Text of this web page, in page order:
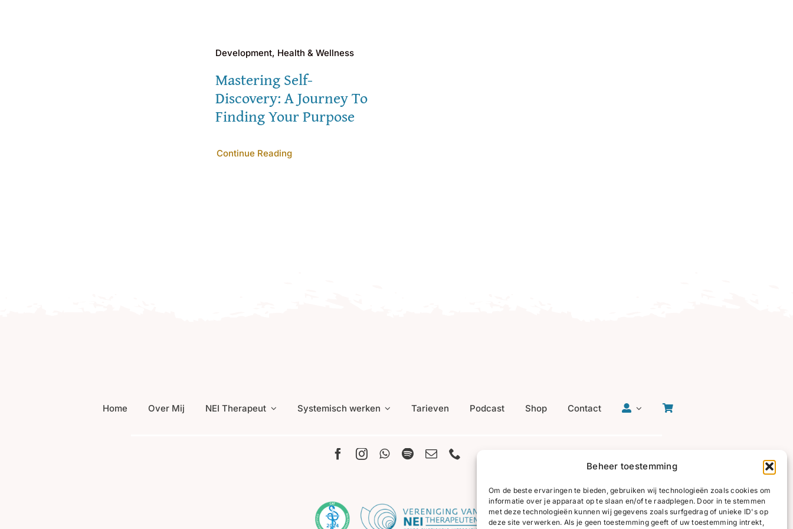
Beheer toestemming
Om de beste ervaringen te bieden, gebruiken wij technologieën zoals cookies om
informatie over je apparaat op te slaan en/of te raadplegen. Door in te stemmen
met deze technologieën kunnen wij gegevens zoals surfgedrag of unieke ID's op
deze site verwerken. Als je geen toestemming geeft of uw toestemming intrekt,
Development, Health & Wellness
Mastering Self-
Discovery: A Journey To
Finding Your Purpose
Continue Reading
Home Over Mij NEI Therapeut Systemisch werken Tarieven Podcast Shop Contact